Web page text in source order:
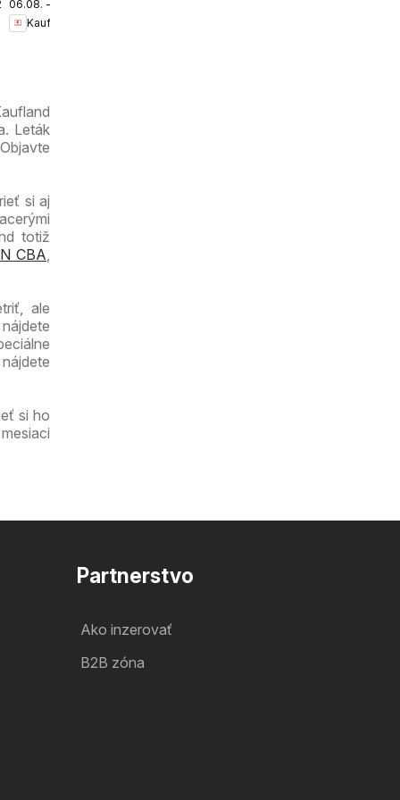
Bratislava-
Petržalka-
06.08. - 12.08.2026
Kaufland
Leták
si aj
totiž
CBA,
ale
si ho
Partnerstvo
Ako inzerovať
B2B zóna